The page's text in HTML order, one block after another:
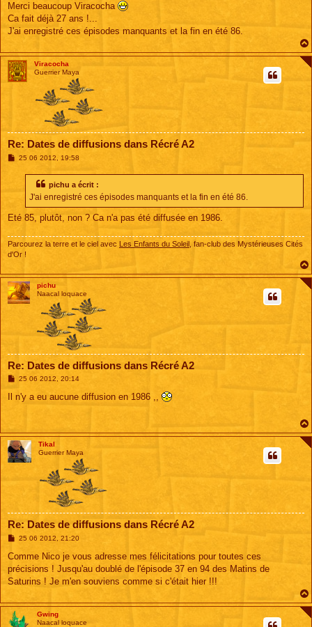
Merci beaucoup Viracocha
Ca fait déjà 27 ans !...
J'ai enregistré ces épisodes manquants et la fin en été 86.
Viracocha
Guerrier Maya
Re: Dates de diffusions dans Récré A2
M25 06 2012, 19:58
pichu a écrit :
J'ai enregistré ces épisodes manquants et la fin en été 86.
Eté 85, plutôt, non ? Ca n'a pas été diffusée en 1986.
Parcourez la terre et le ciel avec Les Enfants du Soleil , fan-club des Mystérieuses Cités
d'Or !
pichu
Naacal loquace
Re: Dates de diffusions dans Récré A2
M
s
25 06 2012, 20:14
Il n'y a eu aucune diffusion en 1986 ,,
Tikal
Guerrier Maya
Re: Dates de diffusions dans Récré A2
M
s
a
g
25 06 2012, 21:20
Comme Nico je vous adresse mes félicitations pour toutes ces
précisions ! Jusqu'au doublé de l'épisode 37 en 94 des Matins de
Saturins ! Je m'en souviens comme si c'était hier !!!
Gwing
Naacal loquace